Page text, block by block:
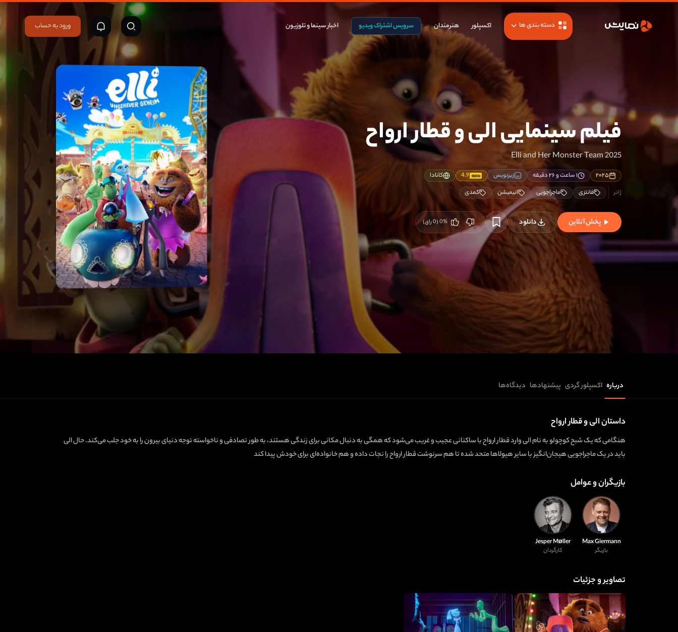
دسته بندی ها اکسپلور هنرمندان سرویس اشتراک ویدیو اخبار سینما و تلوزیون ورود به حساب
فیلم سینمایی الی و قطار ارواح
Elli and Her Monster Team 2025
۲۰۲۵ ۱ ساعت و ۲۶ دقیقه زیرنویس IMDb
4.9
کانادا
فانتزی
ماجراجویی انیمیشن کمدی
پخش آنلاین دانلود 0%
(
0رای)
درباره اکسپلور گردی پیشنهادها دیدگاه‌ها
داستان الی و قطار ارواح
هنگامی که یک شبح کوچولو به نام الی وارد قطار ارواح با ساکنانی عجیب و غریب می‌شود که همگی به دنبال مکانی برای زندگی هستند، به طور تصادفی و ناخواسته توجه دنیای بیرون را به خود جلب می‌کند. حال الی
باید در یک ماجراجویی هیجان‌انگیز با سایر هیولاها متحد شده تا هم سرنوشت قطار ارواح را نجات داده و هم خانواده‌ای برای خودش پیدا کند
بازیگران و عوامل
Max Giermann
بازیگر
Jesper Møller
کارگردان
تصاویر و جزئیات